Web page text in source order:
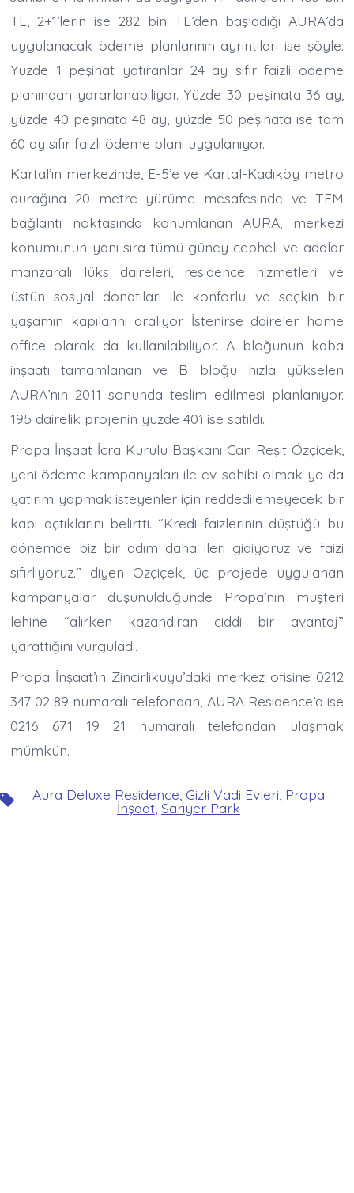
TL, 2+1’lerin ise 282 bin TL’den başladığı AURA’da
uygulanacak ödeme planlarının ayrıntıları ise şöyle:
Yüzde 1 peşinat yatıranlar 24 ay sıfır faizli ödeme
planından yararlanabiliyor. Yüzde 30 peşinata 36 ay,
yüzde 40 peşinata 48 ay, yüzde 50 peşinata ise tam
60 ay sıfır faizli ödeme planı uygulanıyor.
Kartal’ın merkezinde, E-5’e ve Kartal-Kadıköy metro
durağına 20 metre yürüme mesafesinde ve TEM
bağlantı noktasında konumlanan AURA, merkezi
konumunun yanı sıra tümü güney cepheli ve adalar
manzaralı lüks daireleri, residence hizmetleri ve
üstün sosyal donatıları ile konforlu ve seçkin bir
yaşamın kapılarını aralıyor. İstenirse daireler home
office olarak da kullanılabiliyor. A bloğunun kaba
inşaatı tamamlanan ve B bloğu hızla yükselen
AURA’nın 2011 sonunda teslim edilmesi planlanıyor.
195 dairelik projenin yüzde 40’ı ise satıldı.
Propa İnşaat İcra Kurulu Başkanı Can Reşit Özçiçek,
yeni ödeme kampanyaları ile ev sahibi olmak ya da
yatırım yapmak isteyenler için reddedilemeyecek bir
kapı açtıklarını belirtti. “Kredi faizlerinin düştüğü bu
dönemde biz bir adım daha ileri gidiyoruz ve faizi
sıfırlıyoruz.” diyen Özçiçek, üç projede uygulanan
kampanyalar düşünüldüğünde Propa’nın müşteri
lehine “alırken kazandıran ciddi bir avantaj”
yarattığını vurguladı.
Propa İnşaat’ın Zincirlikuyu’daki merkez ofisine 0212
347 02 89 numaralı telefondan, AURA Residence’a ise
0216 671 19 21 numaralı telefondan ulaşmak
mümkün.
EtiketlerAura Deluxe Residence Gizli Vadi Evleri Propa
İnşaat Sarıyer Park